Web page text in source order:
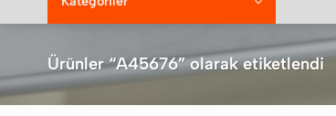
Ürünler “A45676” olarak etiketlendi